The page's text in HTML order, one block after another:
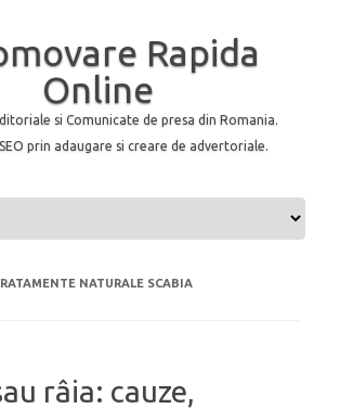
Rapida
Online
si Comunicate de presa din Romania.
prin adaugare si creare de advertoriale.
NATURALE SCABIA
râia: cauze,